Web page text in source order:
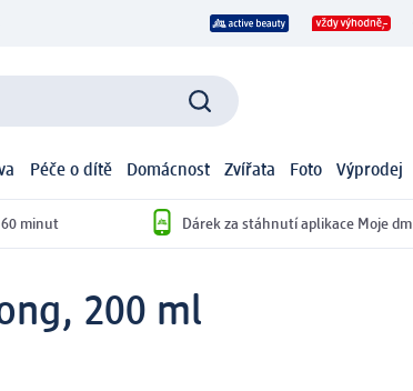
Péče o dítě Domácnost Zvířata Foto Výprodej
60 minut Dárek za stáhnutí aplikace Moje dm
200 ml